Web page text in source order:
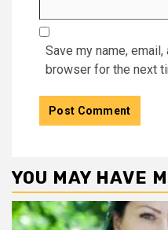
Save my name,
browser for the next
YOU MAY HAVE